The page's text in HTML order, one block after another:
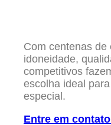
Com centenas de
idoneidade,
competitivos
escolha ideal
especial.
Entre em